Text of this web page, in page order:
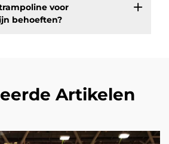
voor
behoeften?
Artikelen